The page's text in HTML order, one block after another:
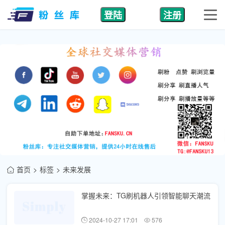
登陆 注册
首页 标签 未来发展
掌握未来：TG刷机器人引领智能聊天潮流
2024-10-27 17:01 576